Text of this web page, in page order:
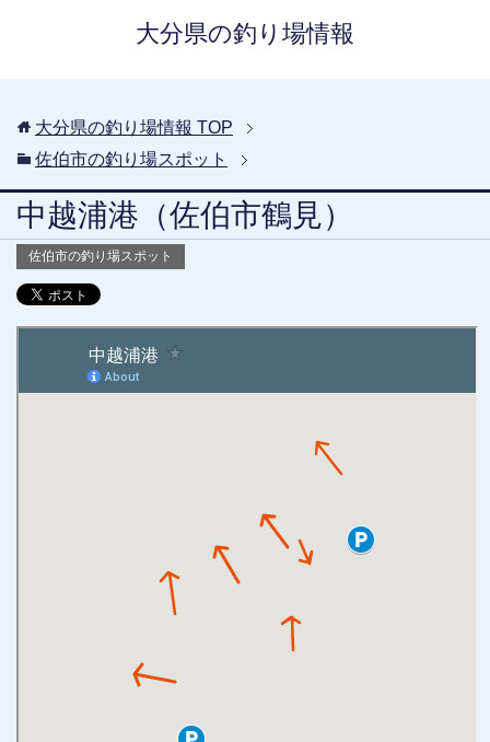
大分県の釣り場情報
大分県の釣り場情報 TOP
佐伯市の釣り場スポット
中越浦港（佐伯市鶴見）
佐伯市の釣り場スポット